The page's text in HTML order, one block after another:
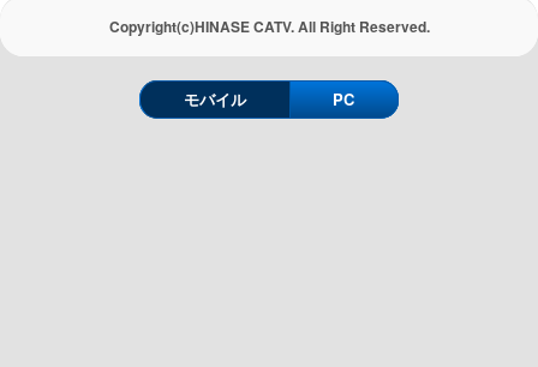
Copyright(c)HINASE CATV. All Right Reserved.
モバイル PC